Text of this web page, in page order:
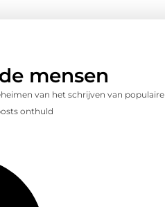
mensen
van het schrijven van populaire
onthuld